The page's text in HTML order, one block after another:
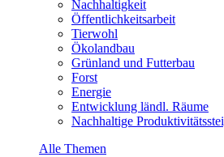
Nachhaltigkeit
Öffentlichkeitsarbeit
Tierwohl
Ökolandbau
Grünland und Futterbau
Forst
Energie
Entwicklung ländl. Räume
Nachhaltige
Alle Themen